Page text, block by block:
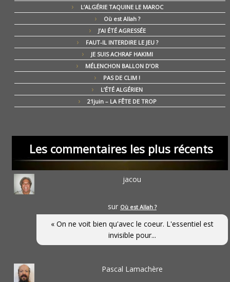
L’ALGÉRIE TAQUINE LE MAROC
Où est Allah ?
J’AI ÉTÉ AGRESSÉE
FAUT-IL INTERDIRE LE JEU ?
JE SUIS ACHRAF HAKIMI
MÉLENCHON BALLON D’OR
PAS DE CLIM !
L’ÉTÉ ALGÉRIEN
21juin – LA FÊTE DE TROP
Les commentaires les plus récents
jacou
sur Où est Allah ?
« On ne voit bien qu'avec le coeur. L'essentiel est
invisible pour...
Pascal Lamachère